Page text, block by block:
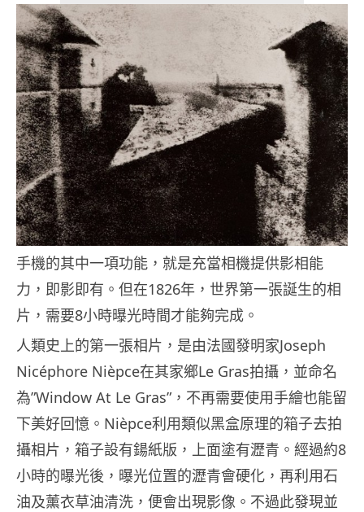
手機的其中一項功能，就是充當相機提供影相能
力，即影即有。但在1826年，世界第一張誕生的相
片，需要8小時曝光時間才能夠完成。
人類史上的第一張相片，是由法國發明家Joseph
Nicéphore Nièpce在其家鄉Le Gras拍攝，並命名
為”Window At Le Gras”，不再需要使用手繪也能留
下美好回憶。Nièpce利用類似黑盒原理的箱子去拍
攝相片，箱子設有鍚紙版，上面塗有瀝青。經過約8
小時的曝光後，曝光位置的瀝青會硬化，再利用石
油及薰衣草油清洗，便會出現影像。不過此發現並